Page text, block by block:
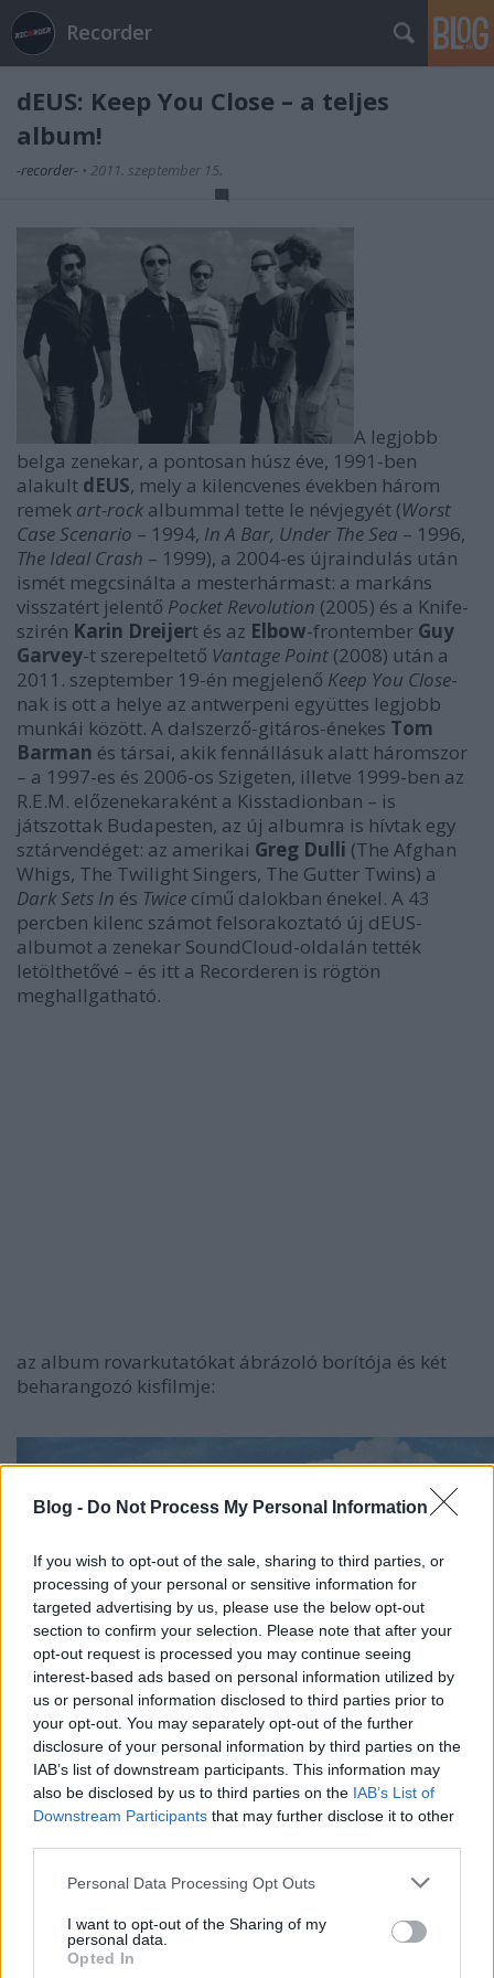
Blog - Do Not Process My Personal Information
If you wish to opt-out of the sale, sharing to third parties, or
processing of your personal or sensitive information for
targeted advertising by us, please use the below opt-out
section to confirm your selection. Please note that after your
opt-out request is processed you may continue seeing
interest-based ads based on personal information utilized by
us or personal information disclosed to third parties prior to
your opt-out. You may separately opt-out of the further
disclosure of your personal information by third parties on the
IAB’s list of downstream participants. This information may
also be disclosed by us to third parties on the IAB’s List of
Downstream Participants that may further disclose it to other
Please note that this website/app uses one or more Google
not limited to your visit or usage behaviour. You may click to
grant or deny consent to Google and its third-party tags to
use your data for below specified purposes in below Google
Personal Data Processing Opt Outs
I want to opt-out of the Sharing of my
personal data.
Opted In
Recorder
dEUS: Keep You Close – a teljes
album!
-recorder- • 2011. szeptember 15.
A legjobb
belga zenekar, a pontosan húsz éve, 1991-ben
alakult dEUS, mely a kilencvenes években három
remek art-rock albummal tette le névjegyét (Worst
Case Scenario – 1994, In A Bar, Under The Sea – 1996,
The Ideal Crash – 1999), a 2004-es újraindulás után
ismét megcsinálta a mesterhármast: a markáns
visszatért jelentő Pocket Revolution (2005) és a Knife-
szirén Karin Dreijert és az Elbow-frontember Guy
Garvey-t szerepeltető Vantage Point (2008) után a
2011. szeptember 19-én megjelenő Keep You Close-
nak is ott a helye az antwerpeni együttes legjobb
munkái között. A dalszerző-gitáros-énekes Tom
Barman és társai, akik fennállásuk alatt háromszor
– a 1997-es és 2006-os Szigeten, illetve 1999-ben az
R.E.M. előzenekaraként a Kisstadionban – is
játszottak Budapesten, az új albumra is hívtak egy
sztárvendéget: az amerikai Greg Dulli (The Afghan
Whigs, The Twilight Singers, The Gutter Twins) a
Dark Sets In és Twice című dalokban énekel. A 43
percben kilenc számot felsorakoztató új dEUS-
albumot a zenekar SoundCloud-oldalán tették
letölthetővé – és itt a Recorderen is rögtön
meghallgatható.
az album rovarkutatókat ábrázoló borítója és két
beharangozó kisfilmje: